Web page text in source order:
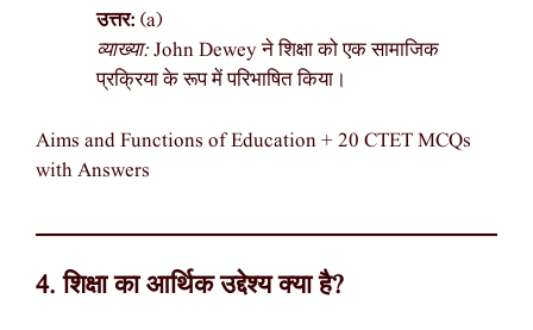
उत्तर: (a)
व्याख्या:John Dewey ने शिक्षा को एक सामाजिक
प्रक्रिया के रूप में परिभाषित किया।
Aims and Functions of Education + 20 CTET MCQs
with Answers
4. शिक्षा का आर्थिक उद्देश्य क्या है?